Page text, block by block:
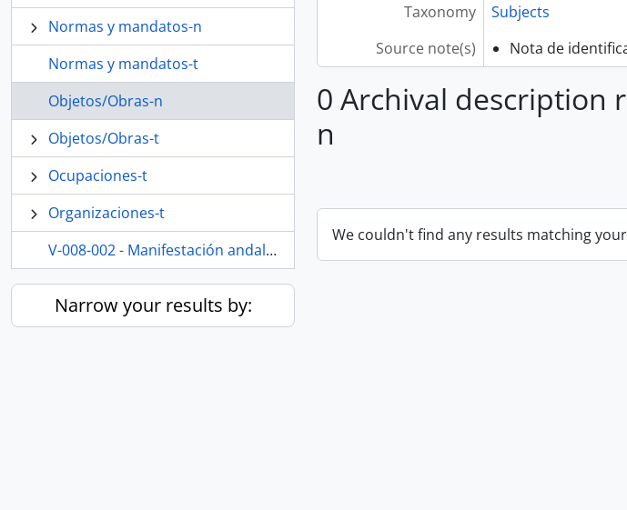
Normas y mandatos-n
Normas y mandatos-t
Objetos/Obras-n
Objetos/Obras-t
Ocupaciones-t
Organizaciones-t
V-008-002 - Manifestación andalucista por el 4-D. 2 de diciembre de 1979. Sevilla (España)
Narrow your results by:
Taxonomy
Subjects
Source note(s)
Nota de
0 Archival description
n
We couldn't find any results matching